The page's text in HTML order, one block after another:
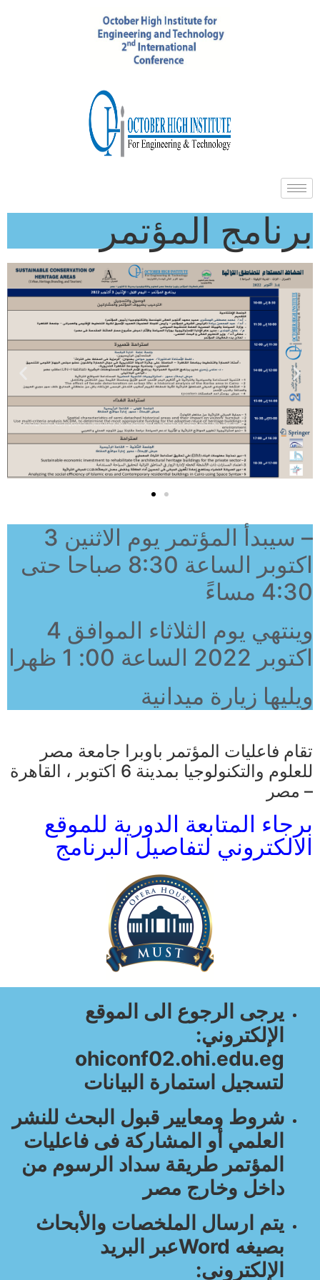
برنامج المؤتمر
– سيبدأ المؤتمر يوم الاثنين 3
اكتوبر الساعة 8:30 صباحا حتى
4:30 مساءً
وينتهي يوم الثلاثاء الموافق 4
اكتوبر 2022 الساعة 00: 1 ظهرا
ويليها زيارة ميدانية
تقام فاعليات المؤتمر باوبرا جامعة مصر
للعلوم والتكنولوجيا بمدينة 6 اكتوبر ، القاهرة
– مصر
الالكتروني لتفاصيل البرنامج​
يرجى الرجوع الى الموقع
الإلكتروني:
ohiconf02.ohi.edu.eg
لتسجيل استمارة البيانات
شروط ومعايير قبول البحث للنشر
العلمي أو المشاركة فى فاعليات
المؤتمر طريقة سداد الرسوم من
داخل وخارج مصر
يتم ارسال الملخصات والأبحاث
بصيغه Word
عبر البريد
الإلكترونى: